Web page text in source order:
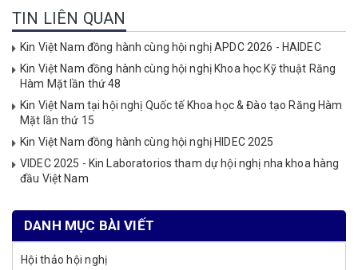
TIN LIÊN QUAN
Kin Việt Nam đồng hành cùng hội nghị APDC 2026 - HAIDEC
Kin Việt Nam đồng hành cùng hội nghị Khoa học Kỹ thuật Răng
Hàm Mặt lần thứ 48
Kin Việt Nam tại hội nghị Quốc tế Khoa học & Đào tạo Răng Hàm
Mặt lần thứ 15
Kin Việt Nam đồng hành cùng hội nghị HIDEC 2025
VIDEC 2025 - Kin Laboratorios tham dự hội nghị nha khoa hàng
đầu Việt Nam
DANH MỤC BÀI VIẾT
Hội thảo hội nghị